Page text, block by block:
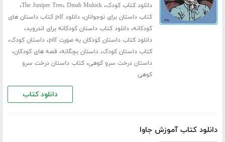
دانلود کتاب کودک، The Juniper Tree، Dinah Mulock ،
کتاب داستان برای نوجوانان،
دانلود pdf کتاب داستان های
کودکانه،دانلود کتاب داستان کودکانه برای اندروید،
دانلود کتاب داستان کودکان به صورت pdf ،داستان کودک،
کتاب داستان کودک،داستان بچگانه، قصه های کودکان،
داستان درخت سرو کوهی،کتاب داستان درخت سرو
کوهی
دانلود کتاب
دانلود کتاب آموزش جاوا